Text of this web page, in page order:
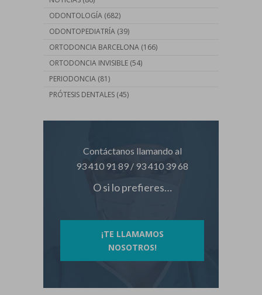
ODONTOLOGÍA (682)
ODONTOPEDIATRÍA (39)
ORTODONCIA BARCELONA (166)
ORTODONCIA INVISIBLE (54)
PERIODONCIA (81)
PRÓTESIS DENTALES (45)
Contáctanos llamando al
93 410 91 89 / 93 410 39 68
O si lo prefieres…
¡TE LLAMAMOS
NOSOTROS!